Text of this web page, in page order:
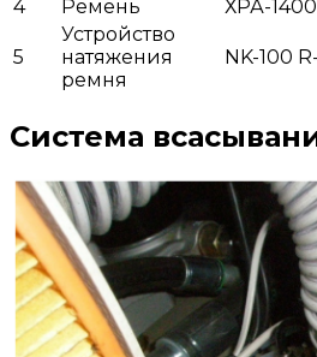
4
Ремень ХРА-1400
5
Устройство
натяжения
ремня
NK-100
Система